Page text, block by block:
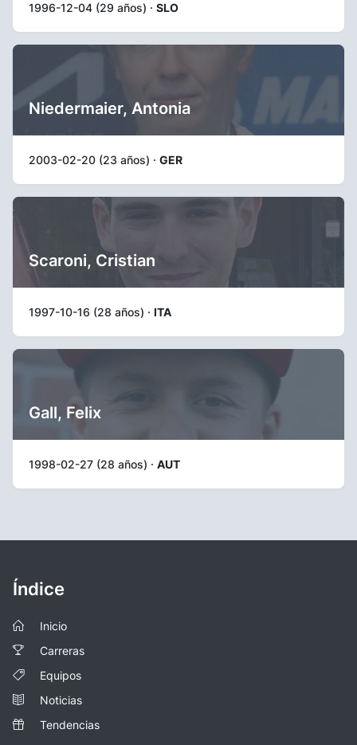
1996-12-04 (29 años) · SLO
Niedermaier, Antonia
2003-02-20 (23 años) · GER
Scaroni, Cristian
1997-10-16 (28 años) · ITA
Gall, Felix
1998-02-27 (28 años) · AUT
Índice
Inicio
Carreras
Equipos
Noticias
Tendencias